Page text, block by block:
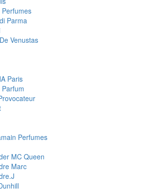
Perfumes
Parma
Venustas
Paris
Perfumes
MC Queen
Marc